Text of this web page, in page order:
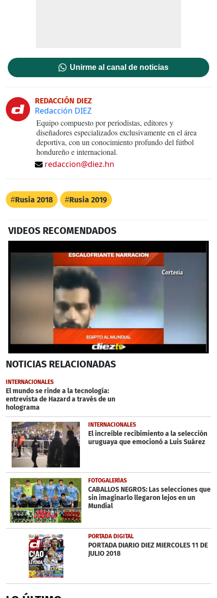
Unirme al canal de noticias
REDACCIÓN DIEZ
Redacción DIEZ
Equipo compuesto por periodistas, editores y
diseñadores especializados exclusivamente en el área
deportiva, con un conocimiento profundo del fútbol
hondureño e internacional.
redaccion@diez.hn
Rusia 2018 Rusia 2019
VIDEOS RECOMENDADOS
seconds
1
minute,
0
NOTICIAS RELACIONADAS
INTERNACIONALES
El mundo se rinde a la tecnología:
entrevista de Hazard a través de un
holograma
INTERNACIONALES
El increíble recibimiento a la selección
uruguaya que emocionó a Luis Suárez
FOTOGALERÍAS
CABALLOS NEGROS: Las selecciones que
sin imaginarlo llegaron lejos en un
Mundial
PORTADA DIGITAL
PORTADA DIARIO DIEZ MIERCOLES 11 DE
JULIO 2018